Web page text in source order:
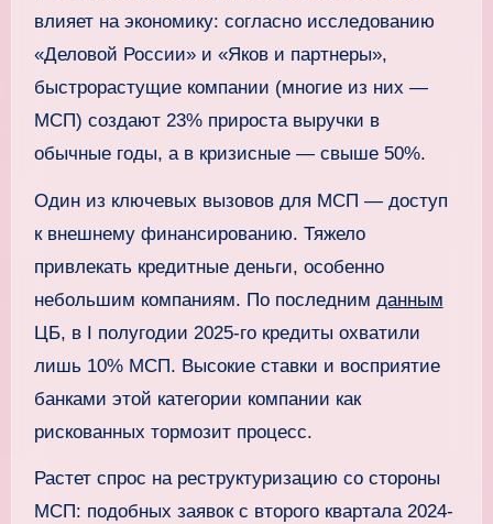
влияет на экономику: согласно исследованию
«Деловой России» и «Яков и партнеры»,
быстрорастущие компании (многие из них —
МСП) создают 23% прироста выручки в
обычные годы, а в кризисные — свыше 50%.
Один из ключевых вызовов для МСП — доступ
к внешнему финансированию. Тяжело
привлекать кредитные деньги, особенно
небольшим компаниям. По последним данным
ЦБ, в I полугодии 2025-го кредиты охватили
лишь 10% МСП. Высокие ставки и восприятие
банками этой категории компании как
рискованных тормозит процесс.
Растет спрос на реструктуризацию со стороны
МСП: подобных заявок с второго квартала 2024-